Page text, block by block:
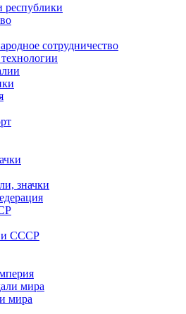
республики
сотрудничество
значки
СССР
мира
мира